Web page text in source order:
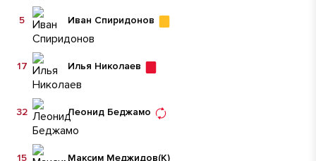
Иван Спиридонов
5
Илья Николаев
17
Леонид Беджамо
32
Максим Меджидов(К)
15